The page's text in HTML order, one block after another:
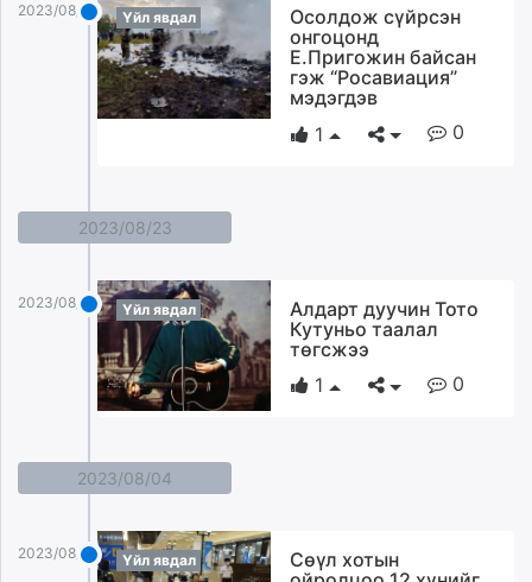
2023/08/24 Үйл явдал
Осолдож сүйрсэн
онгоцонд
Е.Пригожин байсан
гэж “Росавиация”
мэдэгдэв
1
0
2023/08/23
2023/08/23 Үйл явдал
Алдарт дуучин Тото
Кутуньо таалал
төгсжээ
1
0
2023/08/04
2023/08/04 Үйл явдал
Сөүл хотын